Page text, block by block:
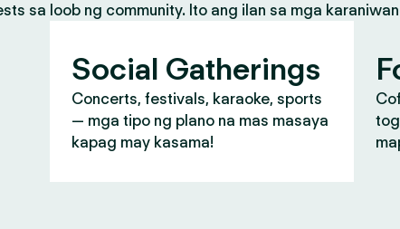
sa loob ng community. Ito ang ilan sa mga
Social Gatherings
Concerts, festivals, karaoke, sports
— mga tipo ng plano na mas masaya
kapag may kasama!